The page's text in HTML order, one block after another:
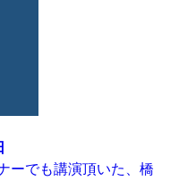
ーでも講演頂いた、橋